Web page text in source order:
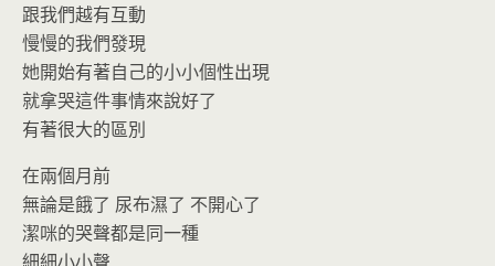
跟我們越有互動
慢慢的我們發現
她開始有著自己的小小個性出現
就拿哭這件事情來說好了
有著很大的區別
在兩個月前
無論是餓了 尿布濕了 不開心了
潔咪的哭聲都是同一種